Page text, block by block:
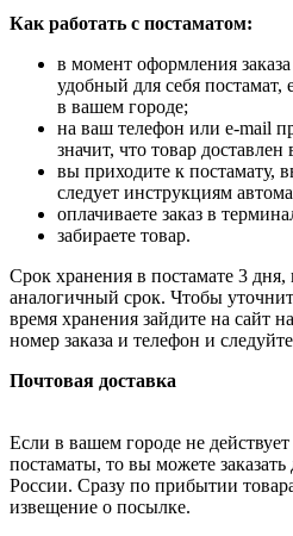
Как работать с постаматом:
в момент оформления
удобный для себя постамат,
в вашем городе;
на ваш телефон или e-mail
значит, что товар доставлен
вы приходите к постамату,
следует инструкциям
оплачиваете заказ в
забираете товар.
Срок хранения в постамате 3
аналогичный срок. Чтобы
время хранения зайдите на сайт
номер заказа и телефон и
Почтовая доставка
Если в вашем городе не
постаматы, то вы можете заказать
России. Сразу по прибытии
извещение о посылке.